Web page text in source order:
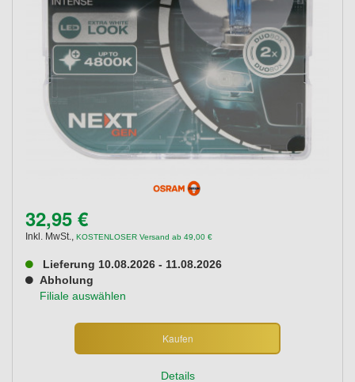
32,95 €
Inkl. MwSt., KOSTENLOSER Versand ab 49,00 €
Lieferung 10.08.2026 - 11.08.2026
Abholung
Filiale auswählen
Kaufen
Details